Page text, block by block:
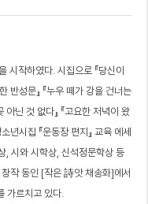
작하였다. 시집으로 『당신이
반성문』 『누우 떼가 강을 건너는
아닌 것 없다』 『고요한 저녁이 왔
년시집 『운동장 편지』 교육 에세
, 시와 시학상, 신석정문학상 등
작 동인 [작은 詩앗 채송화]에서
가르치고 있다.